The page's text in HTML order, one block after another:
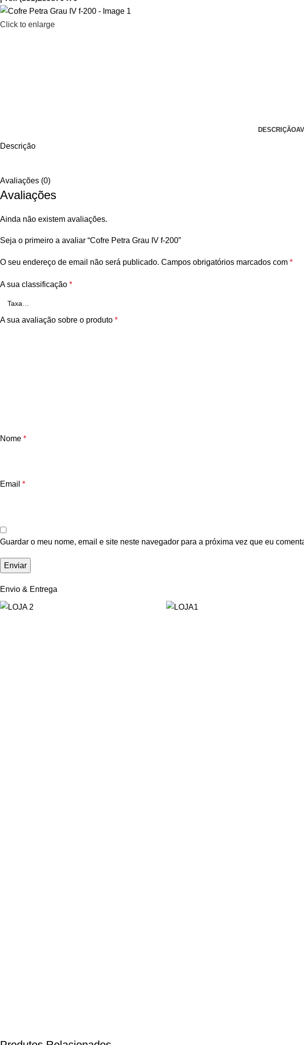
Click to enlarge
DESCRIÇÃO
Descrição
Avaliações (0)
Avaliações
Ainda não existem avaliações.
Seja o primeiro a avaliar “Cofre Petra Grau IV f-200”
O seu endereço de email não será publicado. Campos obrigatórios marcados com *
A sua classificação *
A sua avaliação sobre o produto *
Nome *
Email *
Guardar o meu nome, email e site neste navegador para a próxima vez que eu
Envio & Entrega